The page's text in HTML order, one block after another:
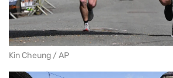
Kin Cheung / AP